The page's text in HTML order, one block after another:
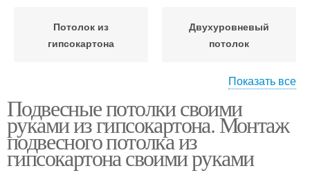
Потолок из
гипсокартона
Двухуровневый
потолок
Подшивной потолок
потолки
Показать все
Подвесные потолки своими
руками из гипсокартона. Монтаж
подвесного потолка из
гипсокартона своими руками